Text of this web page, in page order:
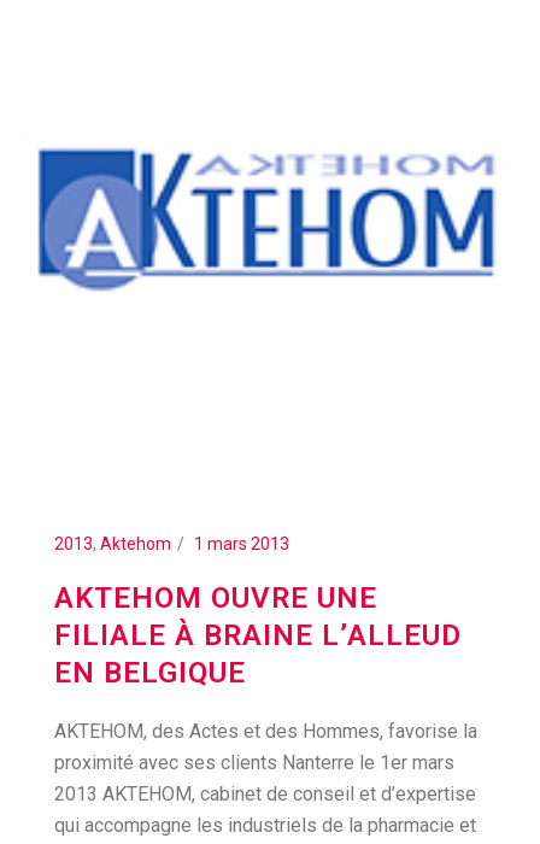
2013, Aktehom 1 mars 2013
AKTEHOM OUVRE UNE
FILIALE À BRAINE L’ALLEUD
EN BELGIQUE
AKTEHOM, des Actes et des Hommes, favorise la
proximité avec ses clients Nanterre le 1er mars
2013 AKTEHOM, cabinet de conseil et d’expertise
qui accompagne les industriels de la pharmacie et